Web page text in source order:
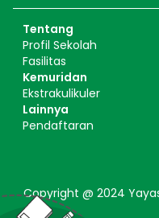
Tentang
Profil Sekolah
Fasilitas
Kemuridan
Ekstrakulikuler
Lainnya
Pendaftaran
Copyright @ 2024